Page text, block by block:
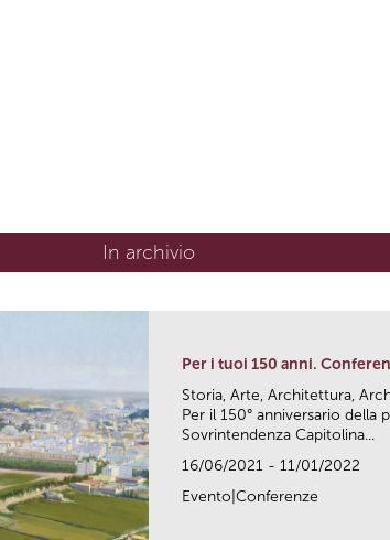
In archivio
Per i tuoi 150 anni.
Storia, Arte, Architettura,
Per il 150° anniversario della
Sovrintendenza Capitolina...
16/06/2021 - 11/01/2022
Evento|Conferenze